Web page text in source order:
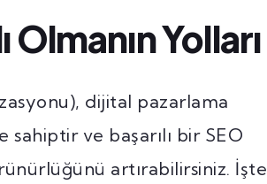
Olmanın Yolları
dijital pazarlama
ve başarılı bir SEO
artırabilirsiniz. İşte